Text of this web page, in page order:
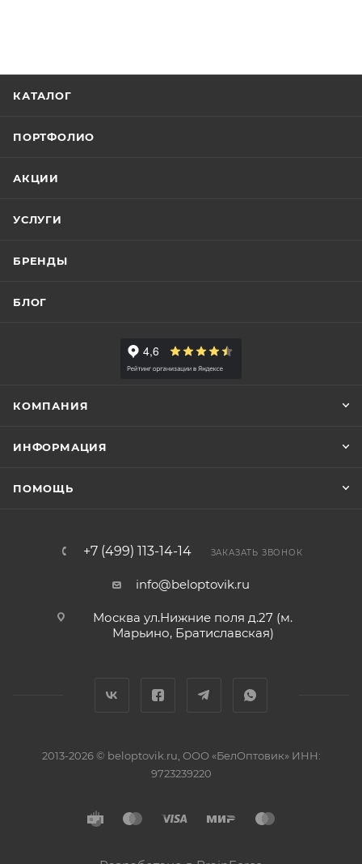
КАТАЛОГ
ПОРТФОЛИО
АКЦИИ
УСЛУГИ
БРЕНДЫ
БЛОГ
КОМПАНИЯ
ИНФОРМАЦИЯ
ПОМОЩЬ
+7 (499) 113-14-14 ЗАКАЗАТЬ ЗВОНОК
info@beloptovik.ru
Москва ул.Нижние поля д.27 (м.
Марьино, Братиславская)
2013-2026 © beloptovik.ru, ООО «БелОптовик» ИНН:
9723239220